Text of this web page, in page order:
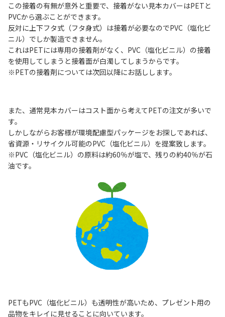
この接着の有無が意外と重要で、接着がない見本カバーはPETと
PVCから選ぶことができます。
反対に上下フタ式（フタ身式）は接着が必要なのでPVC（塩化ビ
ニル）でしか製造できません。
これはPETには専用の接着剤がなく、PVC（塩化ビニル）の接着
を使用してしまうと接着面が白濁してしまうからです。
※PETの接着剤については次回以降にお話しします。
また、通常見本カバーはコスト面から考えてPETの注文が多いで
す。
しかしながらお客様が環境配慮型パッケージをお探しであれば、
省資源・リサイクル可能のPVC（塩化ビニル）を提案致します。
※PVC（塩化ビニル）の原料は約60％が塩で、残りの約40％が石
油です。
PETもPVC（塩化ビニル）も透明性が高いため、プレゼント用の
品物をキレイに見せることに向いています。